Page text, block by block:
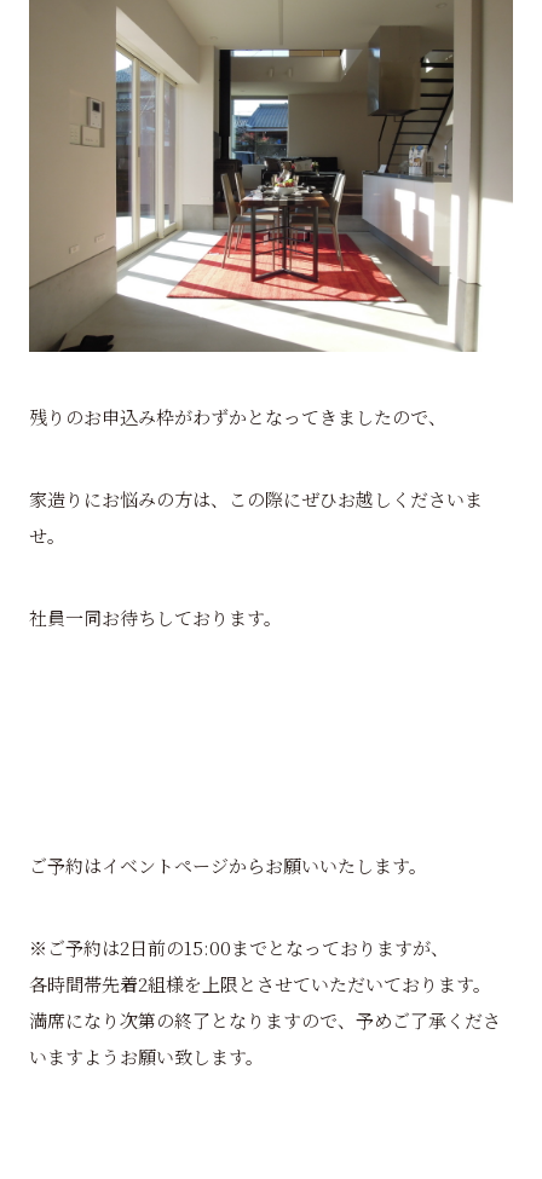
残りのお申込み枠がわずかとなってきましたので、
家造りにお悩みの方は、この際にぜひお越しくださいま
せ。
社員一同お待ちしております。
ご予約はイベントページからお願いいたします。
※ご予約は2日前の15:00までとなっておりますが、
各時間帯先着2組様を上限とさせていただいております。
満席になり次第の終了となりますので、予めご了承くださ
いますようお願い致します。